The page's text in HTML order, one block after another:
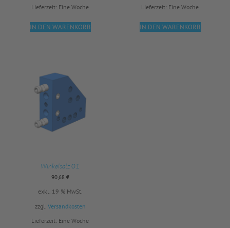
Lieferzeit: Eine Woche
IN DEN WARENKORB
Lieferzeit: Eine Woche
IN DEN WARENKORB
Winkelsatz 01
90,68 €
exkl. 19 % MwSt.
zzgl. Versandkosten
Lieferzeit: Eine Woche